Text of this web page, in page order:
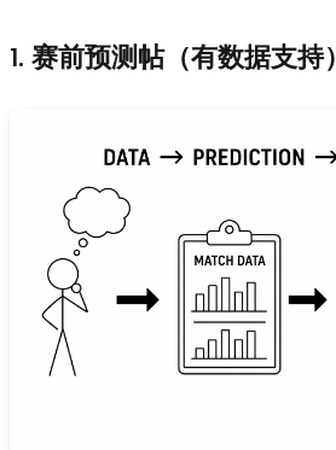
1. 赛前预测帖（有数据支持）